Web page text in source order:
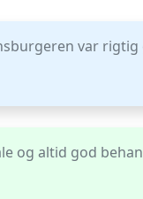
var rigtig
og altid god